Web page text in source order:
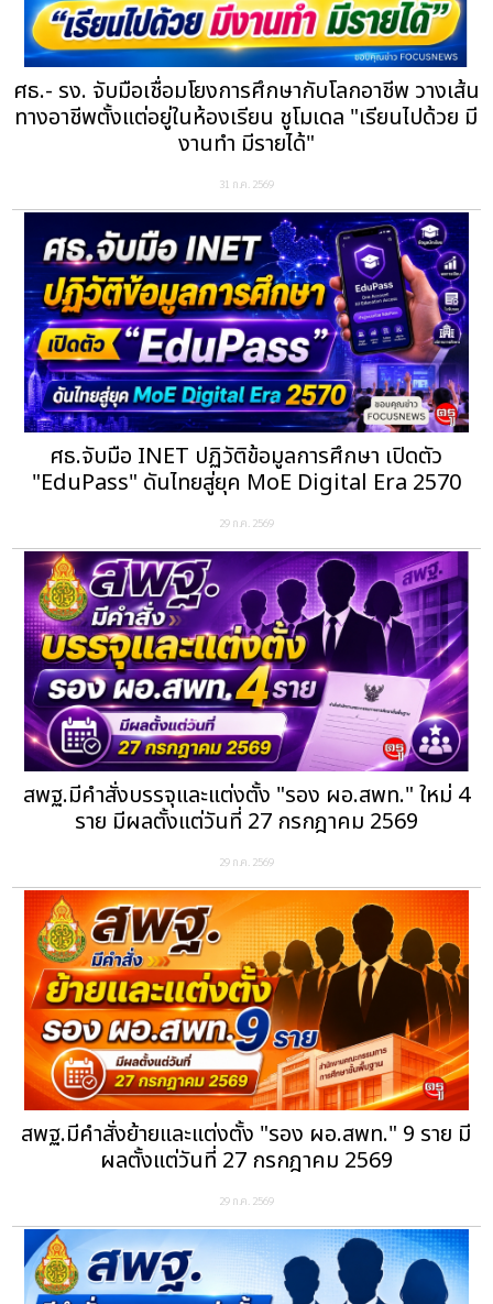
ศธ.- รง. จับมือเชื่อมโยงการศึกษากับโลกอาชีพ วางเส้น
ทางอาชีพตั้งแต่อยู่ในห้องเรียน ชูโมเดล "เรียนไปด้วย มี
งานทำ มีรายได้"
31 ก.ค. 2569
ศธ.จับมือ INET ปฏิวัติข้อมูลการศึกษา เปิดตัว
"EduPass" ดันไทยสู่ยุค MoE Digital Era 2570
29 ก.ค. 2569
สพฐ.มีคำสั่งบรรจุและแต่งตั้ง "รอง ผอ.สพท." ใหม่ 4
ราย มีผลตั้งแต่วันที่ 27 กรกฎาคม 2569
29 ก.ค. 2569
สพฐ.มีคำสั่งย้ายและแต่งตั้ง "รอง ผอ.สพท." 9 ราย มี
ผลตั้งแต่วันที่ 27 กรกฎาคม 2569
29 ก.ค. 2569